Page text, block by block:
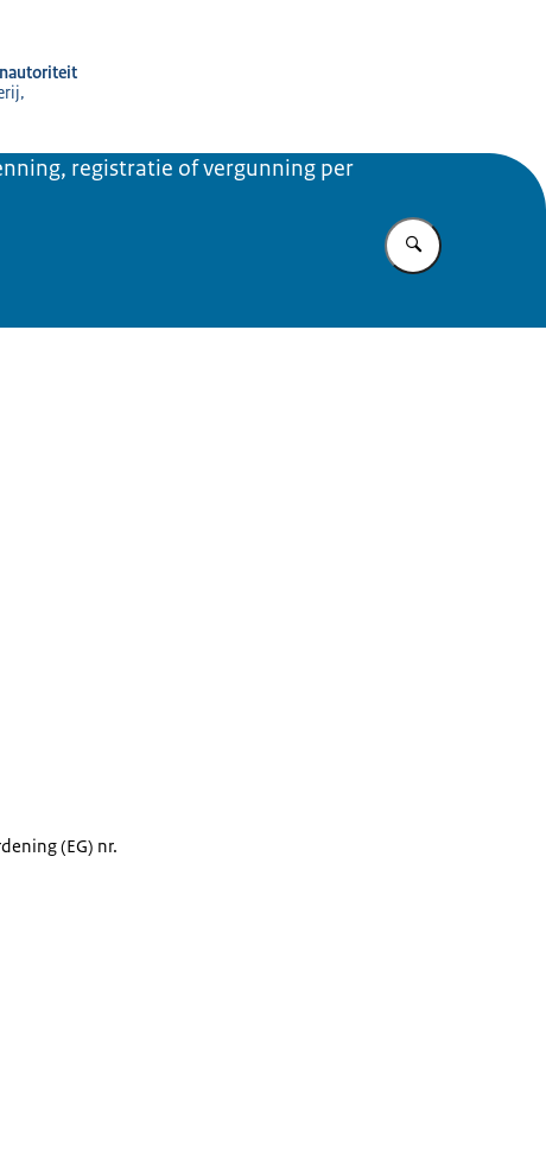
registratie of vergunning per
(EG) nr.